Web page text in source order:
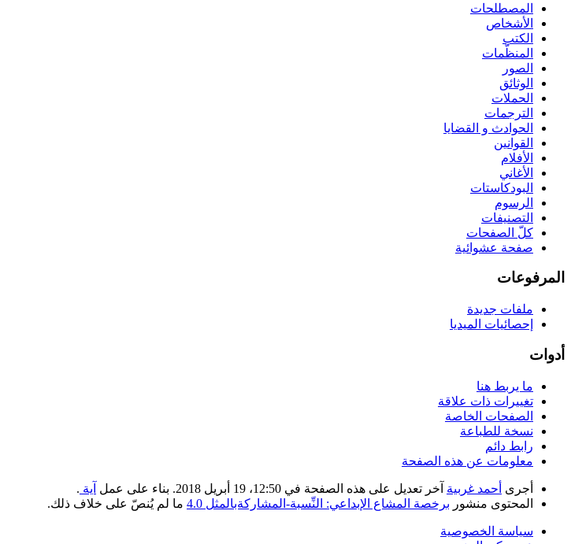
المصطلحات
الأشخاص
الكتب
المنظّمات
الصور
الوثائق
الحملات
الترجمات
الحوادث و القضايا
القوانين
الأفلام
الأغاني
البودكاستات
الرسوم
التصنيفات
كلّ الصفحات
صفحة عشوائية
المرفوعات
ملفات جديدة
إحصائيات الميديا
أدوات
ما يربط هنا
تغييرات ذات علاقة
الصفحات الخاصة
نسخة للطباعة
رابط دائم
معلومات عن هذه الصفحة
أجرى أحمد غربية آخر تعديل على هذه الصفحة في 12:50، 19 أبريل 2018. بناء على عمل آية .
المحتوى منشور برخصة المشاع الإبداعي: النِّسبة-المشاركةبالمثل 4.0 ما لم يُنصّ على خلاف ذلك.
سياسة الخصوصية